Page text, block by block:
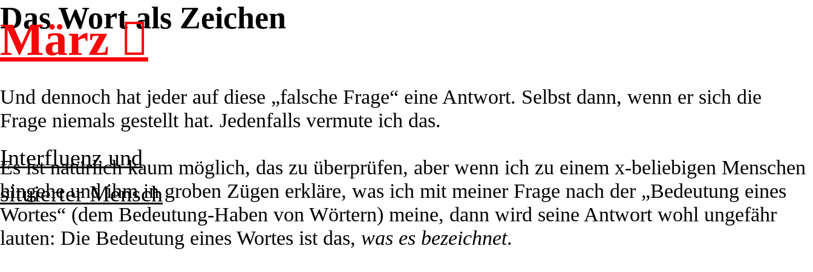
März ︎︎︎
Interfluenz und
situierter Mensch
Das Wort als Zeichen
Und dennoch hat jeder auf diese „falsche Frage“ eine Antwort. Selbst dann, wenn er sich die
Frage niemals gestellt hat. Jedenfalls vermute ich das.
Es ist natürlich kaum möglich, das zu überprüfen, aber wenn ich zu einem x-beliebigen Menschen
hingehe und ihm in groben Zügen erkläre, was ich mit meiner Frage nach der „Bedeutung eines
Wortes“ (dem Bedeutung-Haben von Wörtern) meine, dann wird seine Antwort wohl ungefähr
lauten: Die Bedeutung eines Wortes ist das, was es bezeichnet.